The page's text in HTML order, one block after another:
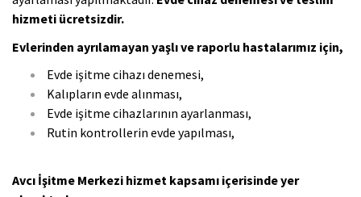
hizmeti ücretsizdir.
Evlerinden ayrılamayan yaşlı ve raporlu hastalarımız için,
Evde işitme cihazı denemesi,
Kalıpların evde alınması,
Evde işitme cihazlarının ayarlanması,
Rutin kontrollerin evde yapılması,
Avcı İşitme Merkezi hizmet kapsamı içerisinde yer